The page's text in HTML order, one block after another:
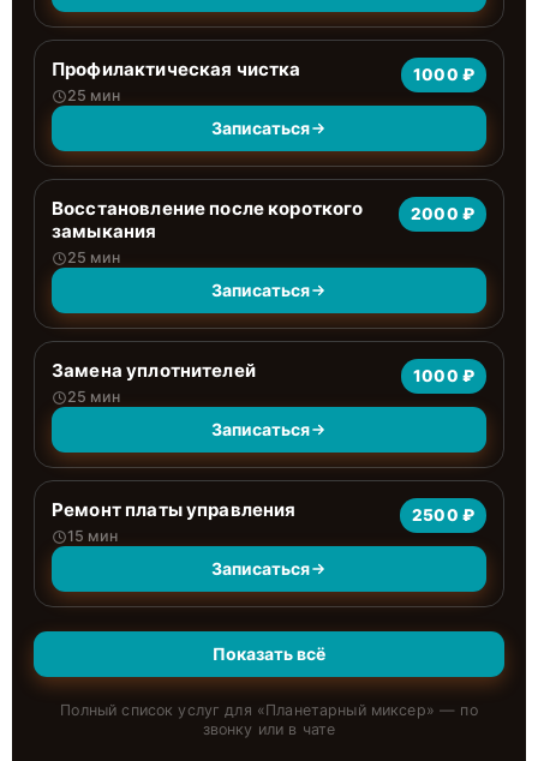
Профилактическая чистка
25 мин
1000 ₽
Записаться
Восстановление после короткого
замыкания
25 мин
2000 ₽
Записаться
Замена уплотнителей
25 мин
1000 ₽
Записаться
Ремонт платы управления
15 мин
2500 ₽
Записаться
Показать всё
Полный список услуг для «Планетарный миксер» — по
звонку или в чате